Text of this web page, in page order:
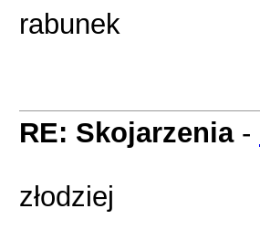
rabunek
RE: Skojarzenia-
złodziej